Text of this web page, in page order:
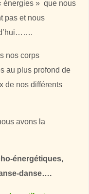
énergies » que nous
pas et nous
nos corps
au plus profond de
de nos différents
avons la
énergétiques,
danse….